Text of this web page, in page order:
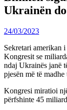
Ukrainën
24/03/2023
Sekretari amerikan
Kongresit se
ndaj Ukrainës janë
pjesën më të
Kongresi miratioi
përfshinte 45